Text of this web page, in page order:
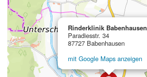
Rinderklinik Babenhausen
Paradiesstr. 34
87727 Babenhausen
mit Google Maps anzeigen